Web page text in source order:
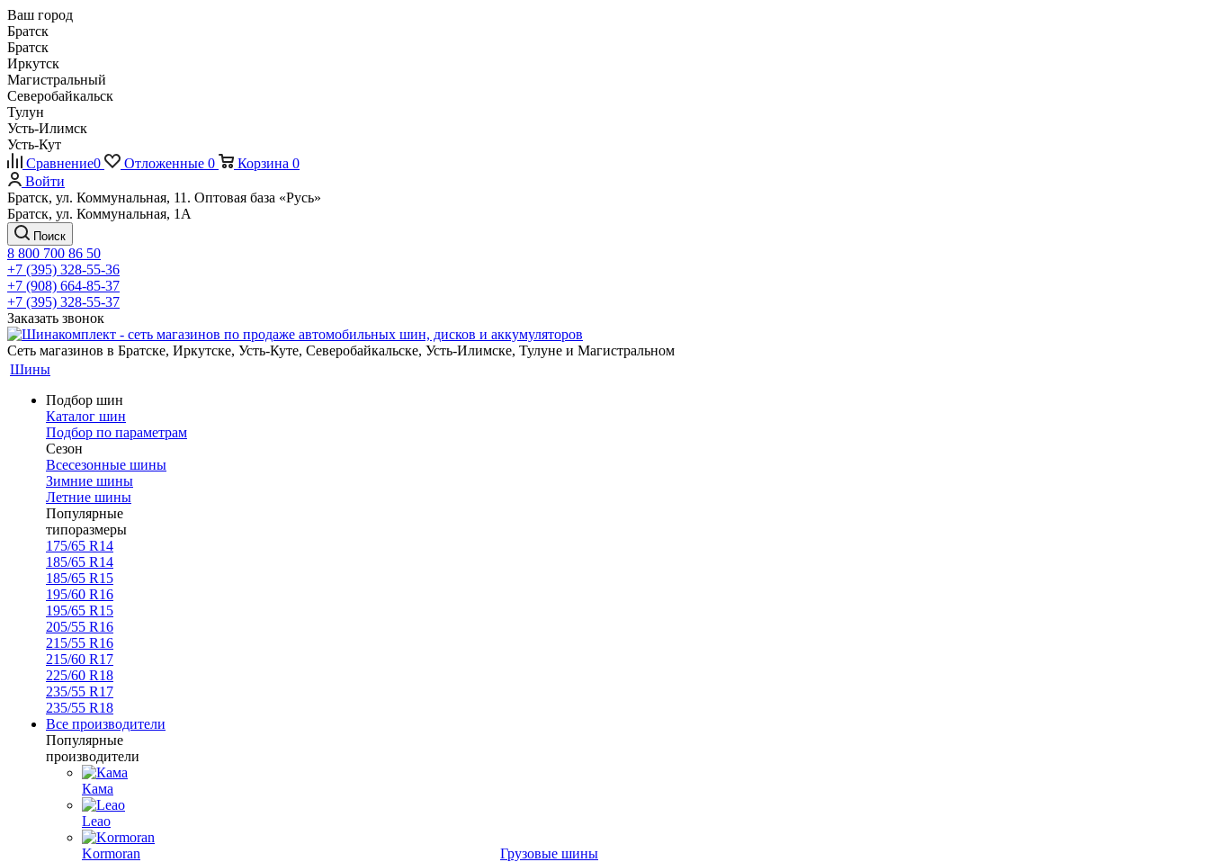
Ваш город
Братск
Братск
Иркутск
Магистральный
Северобайкальск
Тулун
Усть-Илимск
Усть-Кут
Сравнение0 Отложенные 0 Корзина 0
Войти
Братск, ул. Коммунальная, 11. Оптовая база «Русь»
Братск, ул. Коммунальная, 1А
Поиск
8 800 700 86 50
+7 (395) 328-55-36
+7 (908) 664-85-37
+7 (395) 328-55-37
Заказать звонок
Сеть магазинов в Братске, Иркутске, Усть-Куте, Северобайкальске, Усть-Илимске, Тулуне и Магистральном
Шины
Подбор шин
Каталог шин
Подбор по параметрам
Сезон
Всесезонные шины
Зимние шины
Летние шины
Популярные
типоразмеры
175/65 R14
185/65 R14
185/65 R15
195/60 R16
195/65 R15
205/55 R16
215/55 R16
215/60 R17
225/60 R18
235/55 R17
235/55 R18
Все производители
Популярные
производители
Кама
Leao
Kormoran
Грузовые шины